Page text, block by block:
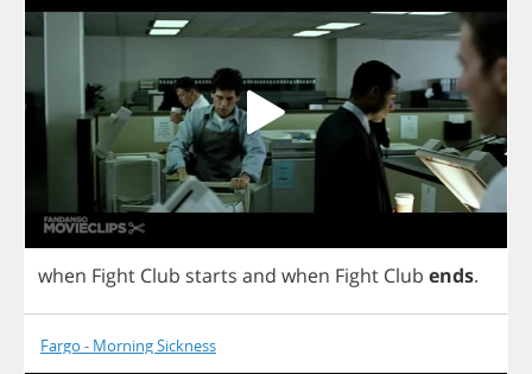
when Fight Club starts and when Fight Club ends.
Fargo - Morning Sickness